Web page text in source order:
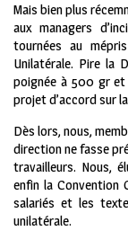
Mais bien plus
aux managers
tournées au
Unilatérale. Pire la
poignée à 500 gr et
projet d’accord sur
Dès lors, nous,
direction ne fasse
travailleurs. Nous,
enfin la Convention
salariés et les
unilatérale.